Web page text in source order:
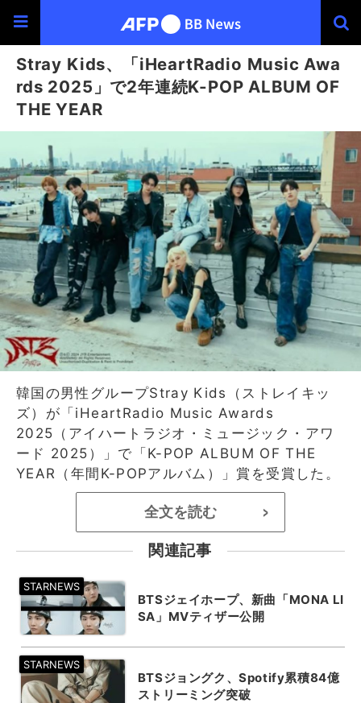
Stray Kids、「iHeartRadio Music Awa
rds 2025」で2年連続K-POP ALBUM OF
THE YEAR
韓国の男性グループStray Kids（ストレイキッ
ズ）が「iHeartRadio Music Awards
2025（アイハートラジオ・ミュージック・アワ
ード 2025）」で「K-POP ALBUM OF THE
YEAR（年間K-POPアルバム）」賞を受賞した。
全文を読む >
関連記事
BTSジェイホープ、新曲「MONA LI
SA」MVティザー公開
BTSジョングク、Spotify累積84億
ストリーミング突破